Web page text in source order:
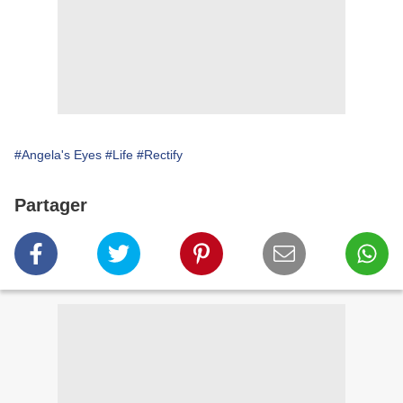
#Angela's Eyes #Life #Rectify
Partager